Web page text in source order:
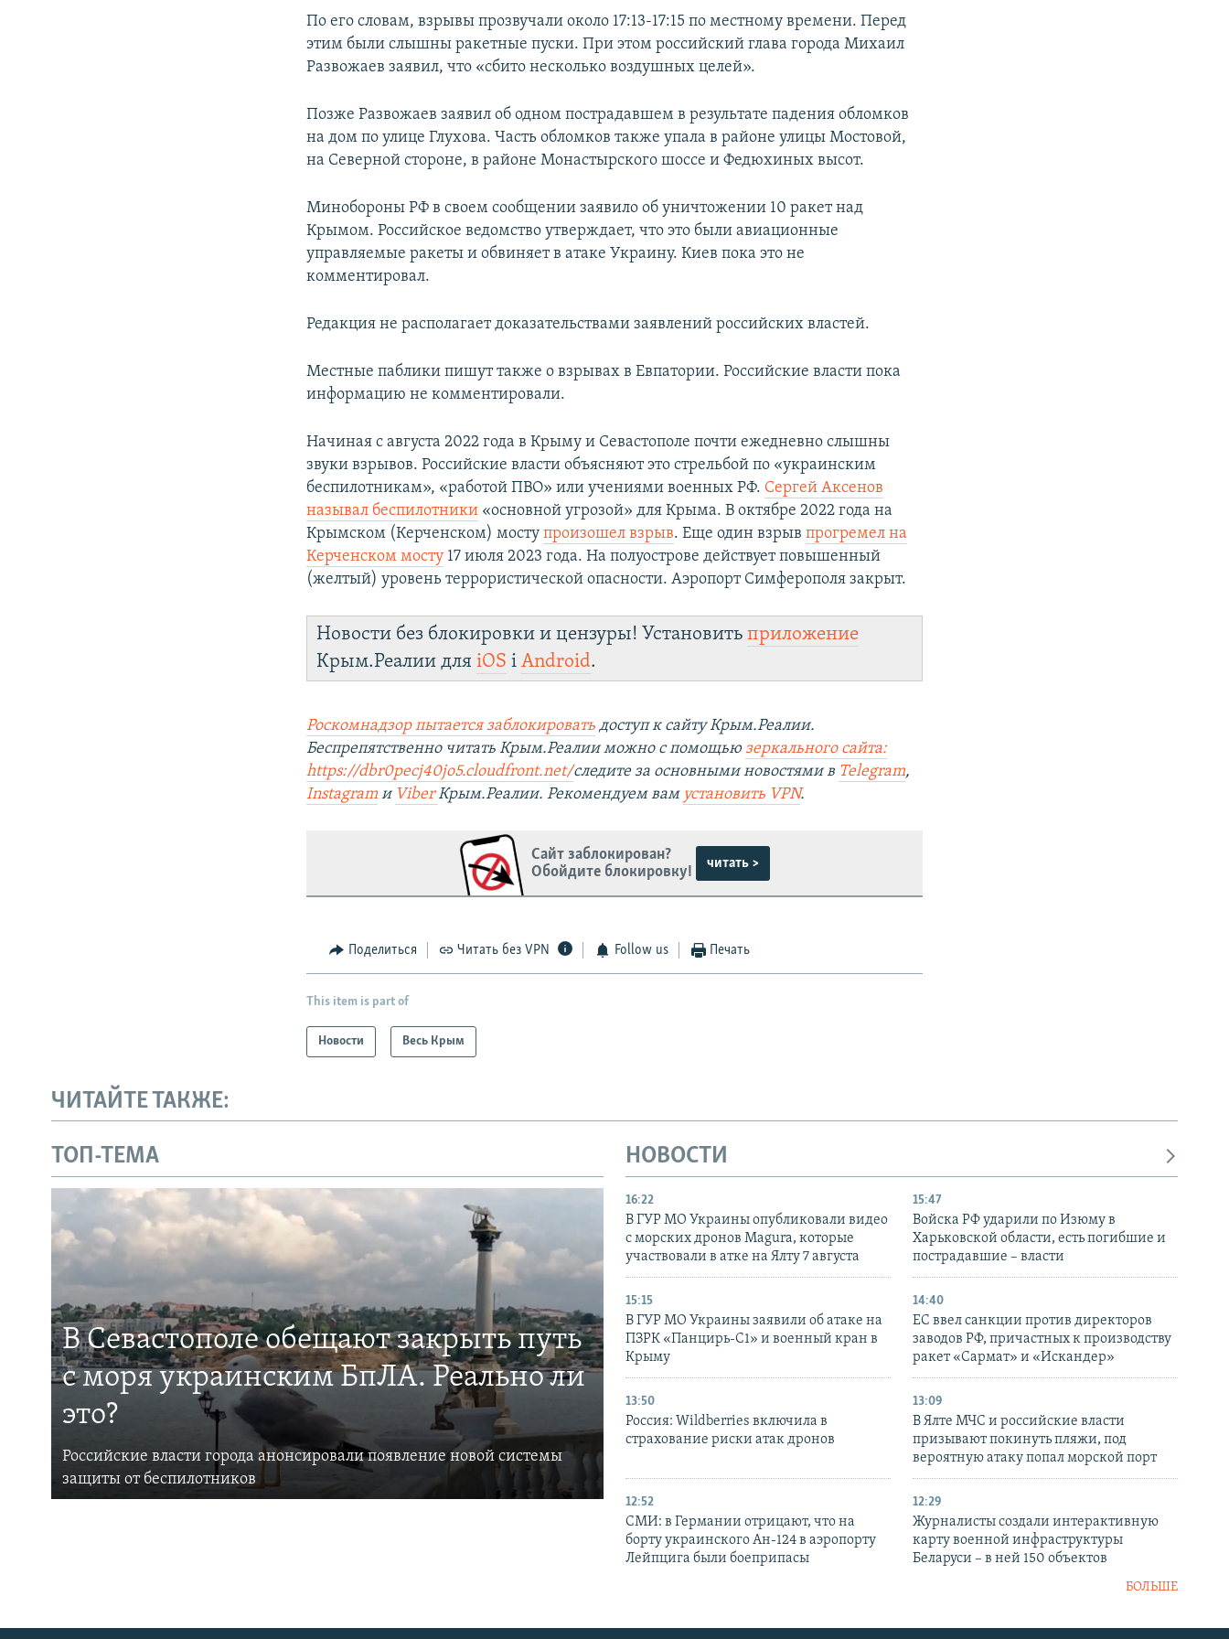
По его словам, взрывы прозвучали около 17:13-17:15 по местному времени. Перед
этим были слышны ракетные пуски. При этом российский глава города Михаил
Развожаев заявил, что «сбито несколько воздушных целей».
Позже Развожаев заявил об одном пострадавшем в результате падения обломков
на дом по улице Глухова. Часть обломков также упала в районе улицы Мостовой,
на Северной стороне, в районе Монастырского шоссе и Федюхиных высот.
Минобороны РФ в своем сообщении заявило об уничтожении 10 ракет над
Крымом. Российское ведомство утверждает, что это были авиационные
управляемые ракеты и обвиняет в атаке Украину. Киев пока это не
комментировал.
Редакция не располагает доказательствами заявлений российских властей.
Местные паблики пишут также о взрывах в Евпатории. Российские власти пока
информацию не комментировали.
Начиная с августа 2022 года в Крыму и Севастополе почти ежедневно слышны
звуки взрывов. Российские власти объясняют это стрельбой по «украинским
беспилотникам», «работой ПВО» или учениями военных РФ. Сергей Аксенов
называл беспилотники «основной угрозой» для Крыма. В октябре 2022 года на
Крымском (Керченском) моступроизошел взрыв. Еще один взрывпрогремел на
Керченском мосту 17 июля 2023 года. На полуострове действует повышенный
(желтый) уровень террористической опасности. Аэропорт Симферополя закрыт.
Новости без блокировки и цензуры! Установитьприложение
Крым.Реалии дляiOS іAndroid.
Роскомнадзор пытается заблокировать доступ к сайту Крым.Реалии.
Беспрепятственно читать Крым.Реалии можно с помощьюзеркального сайта:
https://dbr0pecj40jo5.cloudfront.net/следите за основными новостями в Telegram,
Instagram и ViberКрым.Реалии. Рекомендуем вам установить VPN.
Сайт заблокирован?
Обойдите блокировку!
читать >
Поделиться Читать без VPN Follow us Печать
This item is part of
Новости Весь Крым
ЧИТАЙТЕ ТАКЖЕ:
ТОП-ТЕМА
В Севастополе обещают закрыть путь
с моря украинским БпЛА. Реально ли
это?
Российские власти города анонсировали появление новой системы
защиты от беспилотников
НОВОСТИ
16:22
В ГУР МО Украины опубликовали видео
с морских дронов Magura, которые
участвовали в атке на Ялту 7 августа
15:47
Войска РФ ударили по Изюму в
Харьковской области, есть погибшие и
пострадавшие – власти
15:15
В ГУР МО Украины заявили об атаке на
ПЗРК «Панцирь-С1» и военный кран в
Крыму
14:40
ЕС ввел санкции против директоров
заводов РФ, причастных к производству
ракет «Сармат» и «Искандер»
13:50
Россия: Wildberries включила в
страхование риски атак дронов
13:09
В Ялте МЧС и российские власти
призывают покинуть пляжи, под
вероятную атаку попал морской порт
12:52
СМИ: в Германии отрицают, что на
борту украинского Ан-124 в аэропорту
Лейпцига были боеприпасы
12:29
Журналисты создали интерактивную
карту военной инфраструктуры
Беларуси – в ней 150 объектов
БОЛЬШЕ